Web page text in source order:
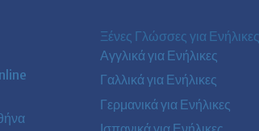
Ξένες Γλώσσες για Ενήλικες
Αγγλικά για Ενήλικες
Γαλλικά για Ενήλικες
Γερμανικά για Ενήλικες